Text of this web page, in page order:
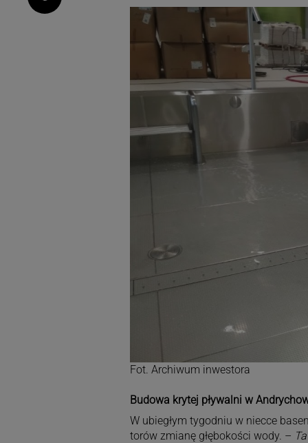
Fot. Archiwum inwestora
Budowa krytej pływalni w
W ubiegłym tygodniu w niecce
torów zmianę głębokości wody. –